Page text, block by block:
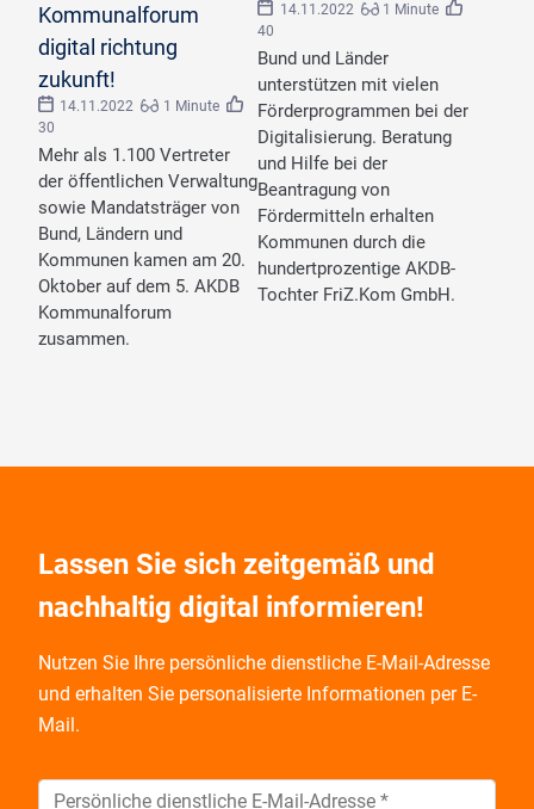
Kommunalforum
digital richtung
zukunft!
14.11.2022
1 Minute
30
Mehr als 1.100 Vertreter
der öffentlichen Verwaltung
sowie Mandatsträger von
Bund, Ländern und
Kommunen kamen am 20.
Oktober auf dem 5. AKDB
Kommunalforum
zusammen.
14.11.2022
1 Minute
40
Bund und Länder
unterstützen mit vielen
Förderprogrammen bei der
Digitalisierung. Beratung
und Hilfe bei der
Beantragung von
Fördermitteln erhalten
Kommunen durch die
hundertprozentige AKDB-
Tochter FriZ.Kom GmbH.
Lassen Sie sich zeitgemäß und
nachhaltig digital informieren!
Nutzen Sie Ihre persönliche dienstliche E-Mail-Adresse
und erhalten Sie personalisierte Informationen per E-
Mail.